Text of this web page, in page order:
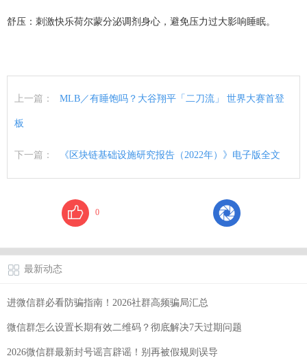
舒压：刺激快乐荷尔蒙分泌调剂身心，避免压力过大影响睡眠。
上一篇： MLB／有睡饱吗？大谷翔平「二刀流」 世界大赛首登
板
下一篇： 《区块链基础设施研究报告（2022年）》电子版全文
0
最新动态
进微信群必看防骗指南！2026社群高频骗局汇总
微信群怎么设置长期有效二维码？彻底解决7天过期问题
2026微信群最新封号谣言辟谣！别再被假规则误导